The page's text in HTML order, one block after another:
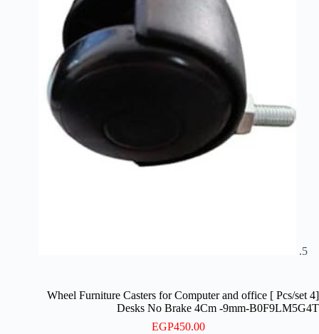
[4 Pcs/set ] Wheel Furniture Casters for Computer and office
Desks No Brake 4Cm -9mm-B0F9LM5G4T
EGP450.00